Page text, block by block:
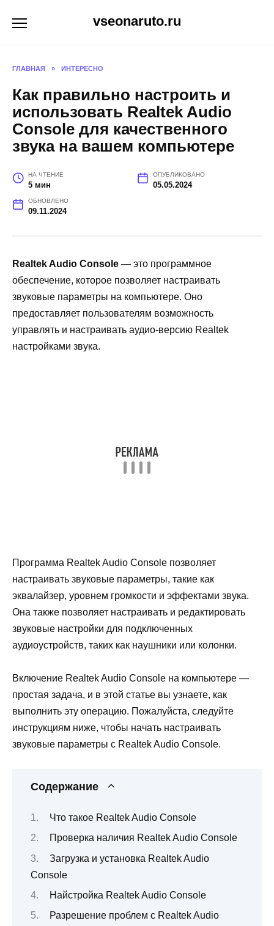
vseonaruto.ru
ГЛАВНАЯ » ИНТЕРЕСНО
Как правильно настроить и
использовать Realtek Audio
Console для качественного
звука на вашем компьютере
НА ЧТЕНИЕ
5 мин
ОПУБЛИКОВАНО
05.05.2024
ОБНОВЛЕНО
09.11.2024
Realtek Audio Console — это программное
обеспечение, которое позволяет настраивать
звуковые параметры на компьютере. Оно
предоставляет пользователям возможность
управлять и настраивать аудио-версию Realtek
настройками звука.
Программа Realtek Audio Console позволяет
настраивать звуковые параметры, такие как
эквалайзер, уровнем громкости и эффектами звука.
Она также позволяет настраивать и редактировать
звуковые настройки для подключенных
аудиоустройств, таких как наушники или колонки.
Включение Realtek Audio Console на компьютере —
простая задача, и в этой статье вы узнаете, как
выполнить эту операцию. Пожалуйста, следуйте
инструкциям ниже, чтобы начать настраивать
звуковые параметры с Realtek Audio Console.
Содержание
Что такое Realtek Audio Console
Проверка наличия Realtek Audio Console
Загрузка и установка Realtek Audio
Console
Найстройка Realtek Audio Console
Разрешение проблем с Realtek Audio